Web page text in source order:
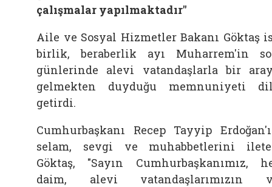
çalışmalar yapılmaktadır"
Aile ve Sosyal Hizmetler Bakanı Göktaş
birlik, beraberlik ayı Muharrem'in
günlerinde alevi vatandaşlarla bir
gelmekten duyduğu memnuniyeti
getirdi.
Cumhurbaşkanı Recep Tayyip
selam, sevgi ve muhabbetlerini
Göktaş, "Sayın Cumhurbaşkanımız,
daim, alevi vatandaşlarımızın